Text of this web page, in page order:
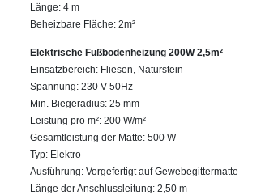
Länge: 4 m
Beheizbare Fläche: 2m²
Elektrische Fußbodenheizung 200W 2,5m²
Einsatzbereich: Fliesen, Naturstein
Spannung: 230 V 50Hz
Min. Biegeradius: 25 mm
Leistung pro m²: 200 W/m²
Gesamtleistung der Matte: 500 W
Typ: Elektro
Ausführung: Vorgefertigt auf Gewebegittermatte
Länge der Anschlussleitung: 2,50 m